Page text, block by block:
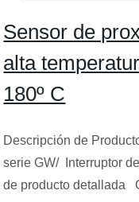
Sensor de
alta
180º C
Descripción de
serie GW/ Interruptor
de producto detallada